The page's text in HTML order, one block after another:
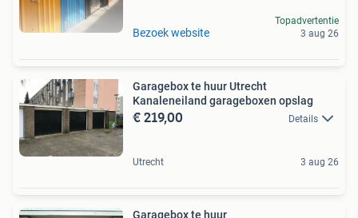
Bezoek website
Topadvertentie
3 aug 26
Garagebox te huur Utrecht
Kanaleneiland garageboxen opslag
€ 219,00 Details
Utrecht 3 aug 26
Garagebox te huur